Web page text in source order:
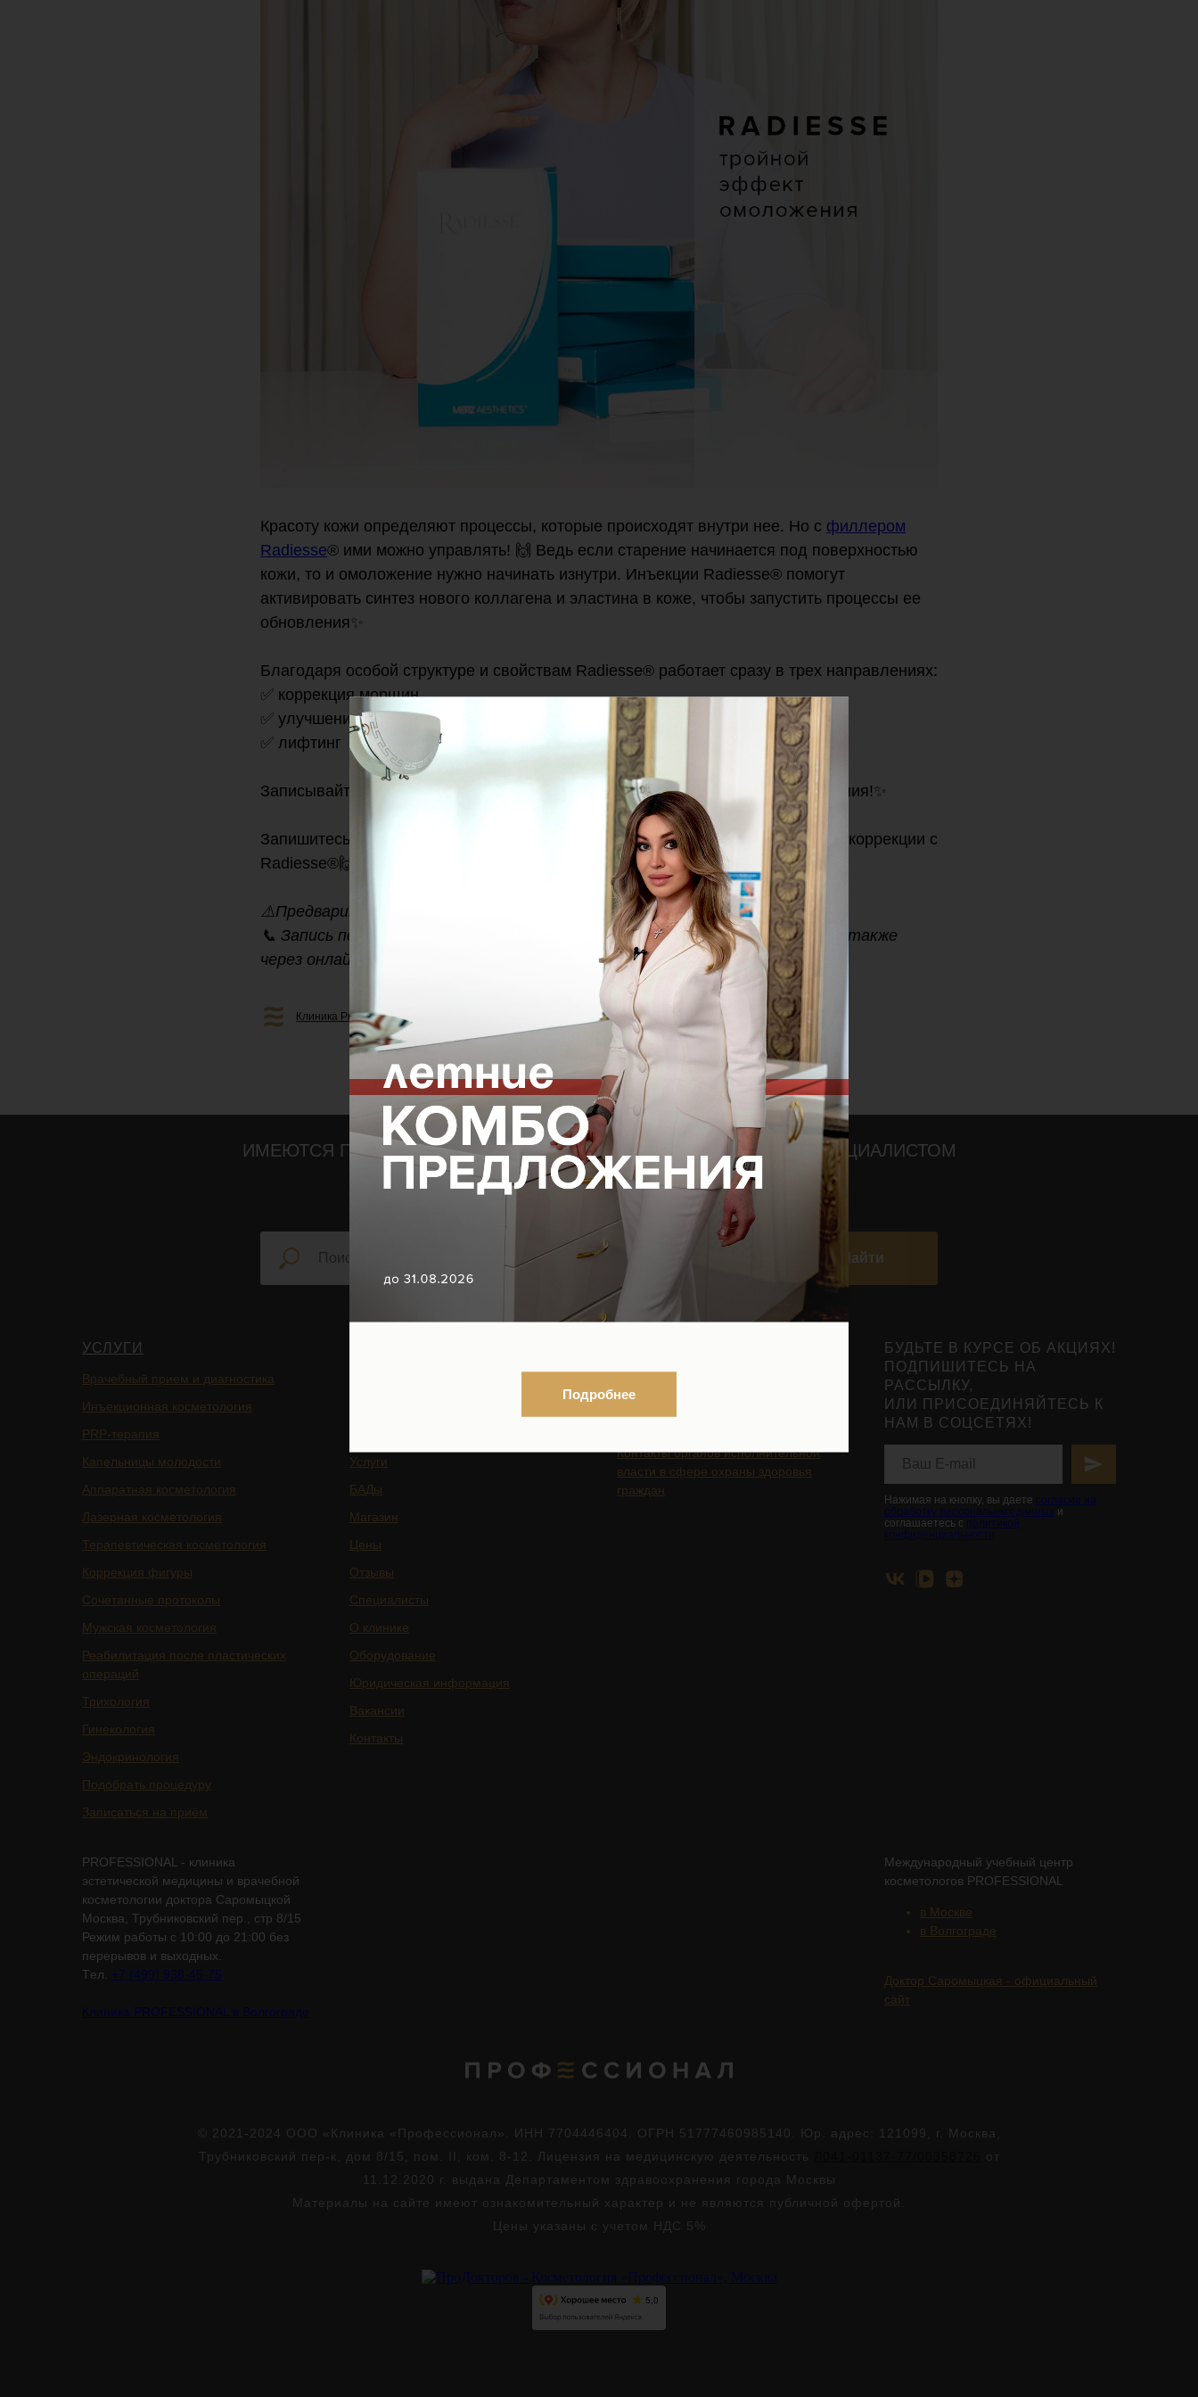
Красоту кожи определяют процессы, которые происходят внутри нее. Но с филлером
Radiesse® ими можно управлять! 🙌 Ведь если старение начинается под поверхностью
кожи, то и омоложение нужно начинать изнутри. Инъекции Radiesse® помогут
активировать синтез нового коллагена и эластина в коже, чтобы запустить процессы ее
обновления✨
Благодаря особой структуре и свойствам Radiesse® работает сразу в трех направлениях:
✅ коррекция морщин
✅ улучшение качества кожи
✅ лифтинг
Записывайтесь на процедуру в нашу клинику и подарите себе сезон обновления!✨
Запишитесь на консультацию, и мы составим для вас индивидуальную схему коррекции с
Radiesse®🙌
⚠️Предварительно необходима консультация специалиста
📞 Запись по телефону, указанному на
нашем сайтеили отправив заявку, а также
через онлайн-консультанта
Клиника Professional-Москва
ИМЕЮТСЯ ПРОТИВОПОКАЗАНИЯ, ПРОКОНСУЛЬТИРУЙТЕСЬ СО СПЕЦИАЛИСТОМ
18+
Найти
УСЛУГИ
Врачебный прием и диагностика
Инъекционная косметология
PRP-терапия
Капельницы молодости
Аппаратная косметология
Лазерная косметология
Терапевтическая косметология
Коррекция фигуры
Сочетанные протоколы
Мужская косметология
Реабилитация после пластических
операций
Трихология
Гинекология
Эндокринология
Подобрать процедуру
Записаться на приём
Услуги
БАДы
Магазин
Цены
Отзывы
Специалисты
О клинике
Оборудование
Юридическая информация
Вакансии
Контакты
Организационные документы
Контакты органов исполнительной
власти в сфере охраны здоровья
граждан
БУДЬТЕ В КУРСЕ ОБ АКЦИЯХ!
ПОДПИШИТЕСЬ НА
РАССЫЛКУ,
ИЛИ ПРИСОЕДИНЯЙТЕСЬ К
НАМ В СОЦСЕТЯХ!
Нажимая на кнопку, вы даете согласие на
обработку персональных данных и
соглашаетесь с политикой
конфиденциальности
PROFESSIONAL - клиника
эстетической медицины и врачебной
косметологии доктора Саромыцкой
Москва, Трубниковский пер., стр 8/15
Режим работы с 10:00 до 21:00 без
перерывов и выходных.
Tел. +7 (499) 938-45-75
Клиника PROFESSIONAL в Волгограде
Международный учебный центр
косметологов PROFESSIONAL
в Москве
в Волгограде
Доктор Саромыцкая - официальный
сайт
© 2021-2024 ООО «Клиника «Профессионал». ИНН 7704446404. ОГРН 51777460985140. Юр. адрес: 121099, г. Москва,
Трубниковский пер-к, дом 8/15, пом. II, ком. 8-12. Лицензия на медицинскую деятельность
от
11.12.2020 г. выдана Департаментом здравоохранения города Москвы
Материалы на сайте имеют ознакомительный характер и не являются публичной офертой.
Цены указаны с учетом НДС 5%
Подробнее